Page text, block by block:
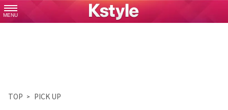
MENU
TOP PICK UP